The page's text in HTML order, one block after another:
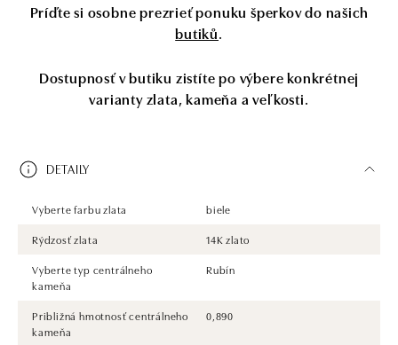
Príďte si osobne prezrieť ponuku šperkov do našich
butiků.
Dostupnosť v butiku zistíte po výbere konkrétnej
varianty zlata, kameňa a veľkosti.
DETAILY
Vyberte farbu zlata
biele
Rýdzosť zlata
14K zlato
Vyberte typ centrálneho
kameňa
Rubín
Približná hmotnosť centrálneho
kameňa
0,890